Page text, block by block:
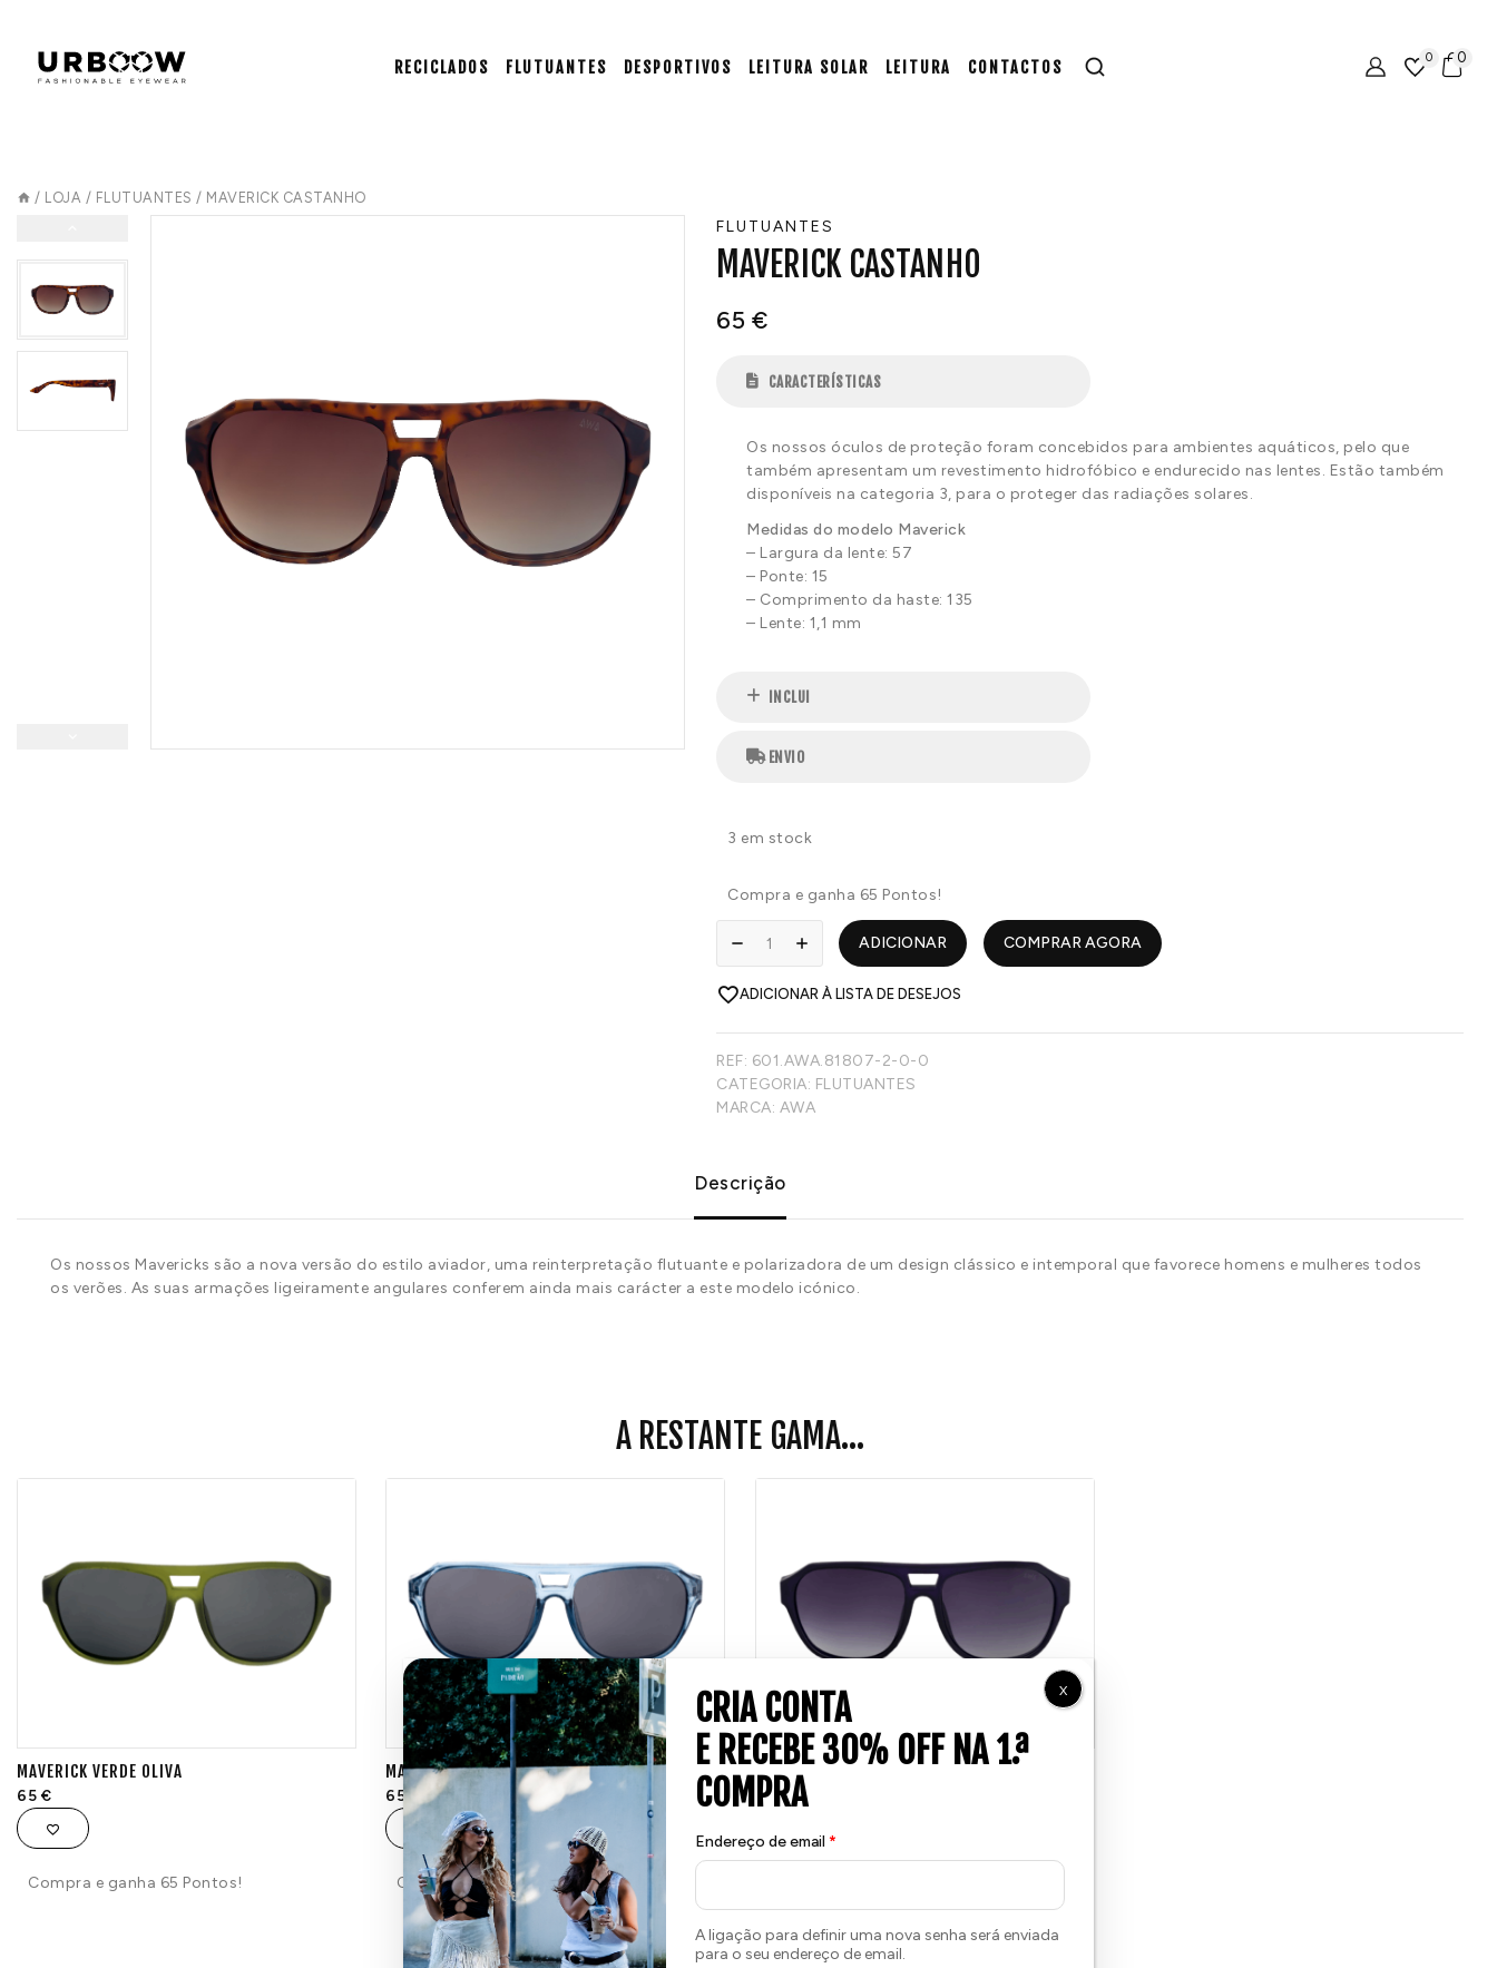
RECICLADOS FLUTUANTES DESPORTIVOS LEITURA SOLAR LEITURA CONTACTOS 0 0
/ LOJA / FLUTUANTES / MAVERICK CASTANHO
FLUTUANTES
MAVERICK CASTANHO
65 €
CARACTERÍSTICAS
Os nossos óculos de proteção foram concebidos para ambientes aquáticos, pelo que
também apresentam um revestimento hidrofóbico e endurecido nas lentes. Estão também
disponíveis na categoria 3, para o proteger das radiações solares.
Medidas do modelo Maverick
– Largura da lente: 57
– Ponte: 15
– Comprimento da haste: 135
– Lente: 1,1 mm
INCLUI
ENVIO
3 em stock
Compra e ganha 65 Pontos!
ADICIONAR COMPRAR AGORA
ADICIONAR À LISTA DE DESEJOS
REF: 601.AWA.81807-2-0-0
CATEGORIA: FLUTUANTES
MARCA: AWA
Descrição
Os nossos Mavericks são a nova versão do estilo aviador, uma reinterpretação flutuante e polarizadora de um design clássico e intemporal que favorece homens e mulheres todos
os verões. As suas armações ligeiramente angulares conferem ainda mais carácter a este modelo icónico.
A RESTANTE GAMA...
MAVERICK VERDE OLIVA
65 €
Compra e ganha 65 Pontos!
MAVERICK AZUL
65€
Compra e ganha 65 Pontos!
MAVERICK AZUL MARINHO
65 €
Endereço de email *
A ligação para definir uma nova senha será enviada
para o seu endereço de email.
X